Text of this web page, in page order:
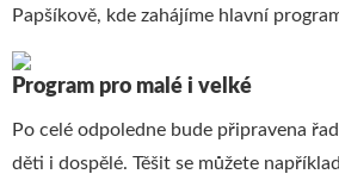
Papšíkově, kde zahájíme hlavní
Program pro malé i velké
Po celé odpoledne bude připravena
děti i dospělé. Těšit se můžete